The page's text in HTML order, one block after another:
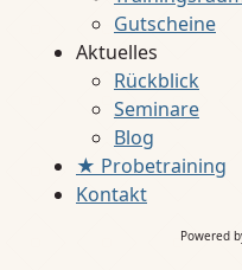
Gutscheine
Aktuelles
Rückblick
Seminare
Blog
★ Probetraining
Kontakt
Powered